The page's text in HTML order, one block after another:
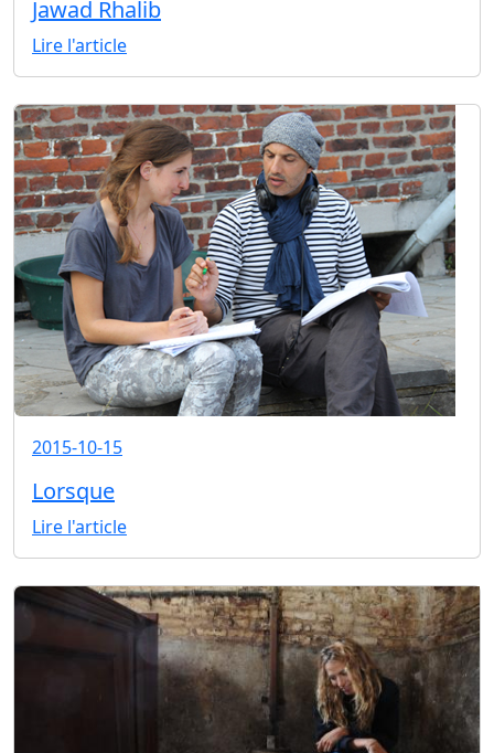
Jawad Rhalib
Lire l'article
2015-10-15
Lorsque
Lire l'article